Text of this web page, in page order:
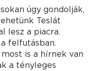
úgy gondolják,
Teslát
lesz a piacra.
felfutásban.
is a hírnek van
a tényleges